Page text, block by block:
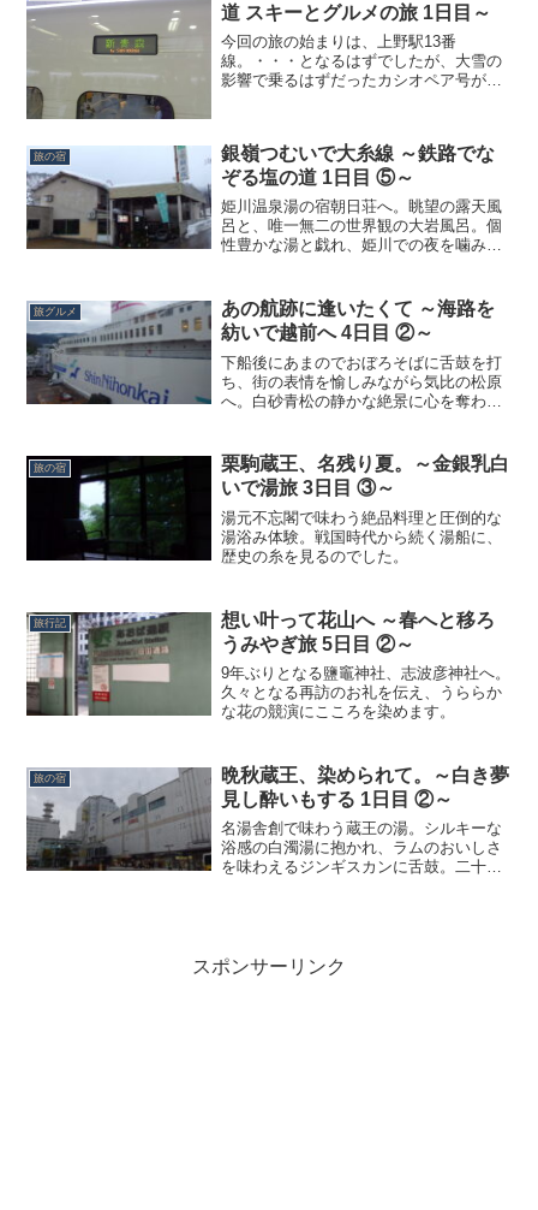
道 スキーとグルメの旅 1日目～
今回の旅の始まりは、上野駅13番
線。・・・となるはずでしたが、大雪の
影響で乗るはずだったカシオペア号が急
が、こればかりはもう仕方が...
旅の宿
銀嶺つむいで大糸線 ～鉄路でな
ぞる塩の道 1日目 ⑤～
姫川温泉湯の宿朝日荘へ。眺望の露天風
呂と、唯一無二の世界観の大岩風呂。個
性豊かな湯と戯れ、姫川での夜を噛みし
旅グルメ
あの航跡に逢いたくて ～海路を
紡いで越前へ 4日目 ②～
下船後にあまのでおぼろそばに舌鼓を打
ち、街の表情を愉しみながら気比の松原
へ。白砂青松の静かな絶景に心を奪われ
旅の宿
栗駒蔵王、名残り夏。～金銀乳白
いで湯旅 3日目 ③～
湯元不忘閣で味わう絶品料理と圧倒的な
湯浴み体験。戦国時代から続く湯船に、
歴史の糸を見るのでした。
旅行記
想い叶って花山へ ～春へと移ろ
うみやぎ旅 5日目 ②～
9年ぶりとなる鹽竈神社、志波彦神社へ。
久々となる再訪のお礼を伝え、うららか
な花の競演にこころを染めます。
旅の宿
晩秋蔵王、染められて。～白き夢
見し酔いもする 1日目 ②～
名湯舎創で味わう蔵王の湯。シルキーな
浴感の白濁湯に抱かれ、ラムのおいしさ
を味わえるジンギスカンに舌鼓。二十年
スポンサーリンク